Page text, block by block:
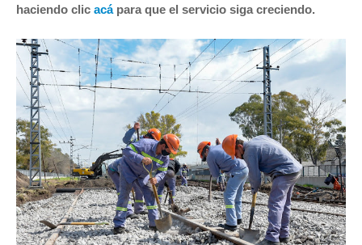
haciendo clic acápara que el servicio siga creciendo.